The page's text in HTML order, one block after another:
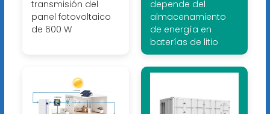
transmisión del
panel fotovoltaico
de 600 W
depende del
almacenamiento
de energía en
baterías de litio